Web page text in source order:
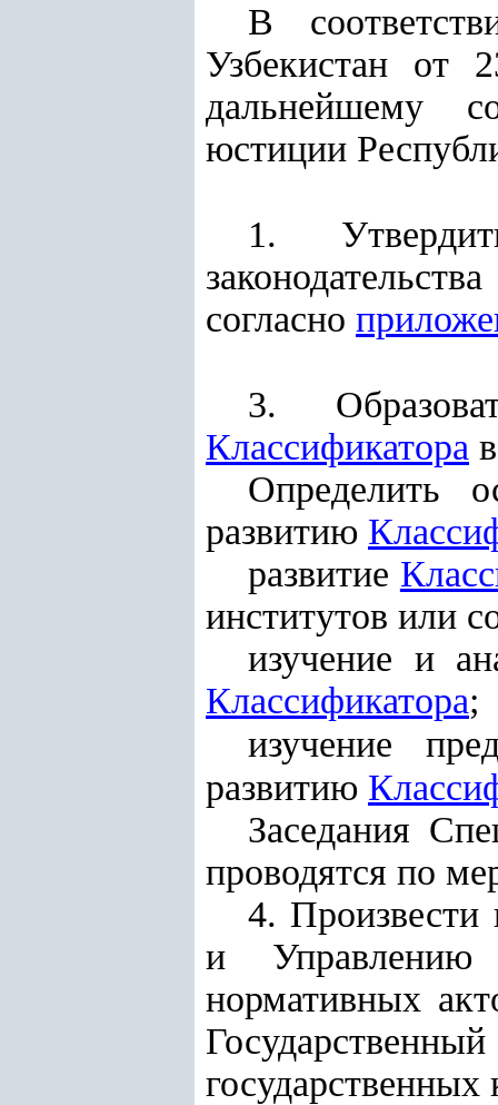
В
Узбекистан
дальнейшему
юстиции
1.
согласно
3.
Классификатора
Определить
развитию
развитие
институтов или
изучение и
Классификатора;
изучение
развитию
Заседания
проводятся по
4. Произвести
и Управлению
нормативных